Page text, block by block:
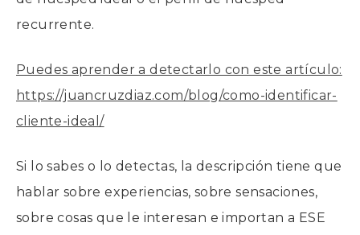
recurrente.
Puedes aprender a detectarlo con este artículo:
https://juancruzdiaz.com/blog/como-identificar-
cliente-ideal/
Si lo sabes o lo detectas, la descripción tiene que
hablar sobre experiencias, sobre sensaciones,
sobre cosas que le interesan e importan a ESE